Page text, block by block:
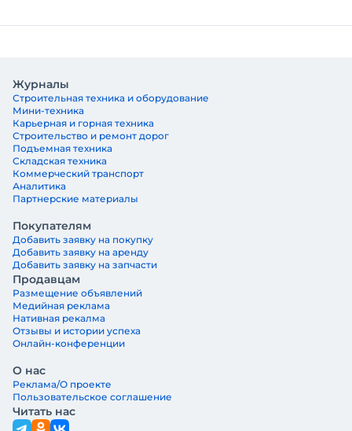
Журналы
Строительная техника и оборудование
Мини-техника
Карьерная и горная техника
Строительство и ремонт дорог
Подъемная техника
Складская техника
Коммерческий транспорт
Аналитика
Партнерские материалы
Покупателям
Добавить заявку на покупку
Добавить заявку на аренду
Добавить заявку на запчасти
Продавцам
Размещение объявлений
Медийная реклама
Нативная рекалма
Отзывы и истории успеха
Онлайн-конференции
О нас
Реклама/О проекте
Пользовательское соглашение
Читать нас